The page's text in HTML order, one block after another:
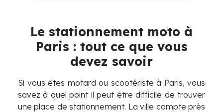
Le stationnement moto à
Paris : tout ce que vous
devez savoir
Si vous êtes motard ou scootériste à Paris, vous
savez à quel point il peut être difficile de trouver
une place de stationnement. La ville compte près